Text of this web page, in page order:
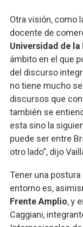
Otra visión, como
docente de
Universidad de la
ámbito en el que
del discurso
no tiene mucho
discursos que
también se
esta sino la
puede ser entre
otro lado”, dijo
Tener una
entorno es,
Frente Amplio, y
Caggiani,